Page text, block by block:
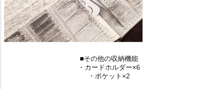
■その他の収納機能
・カードホルダー×6
・ポケット×2